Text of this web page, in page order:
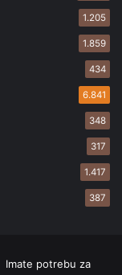
1.205
1.859
434
6.841
348
317
1.417
387
Imate potrebu za